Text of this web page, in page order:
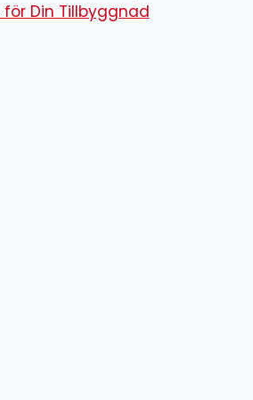
för Din Tillbyggnad